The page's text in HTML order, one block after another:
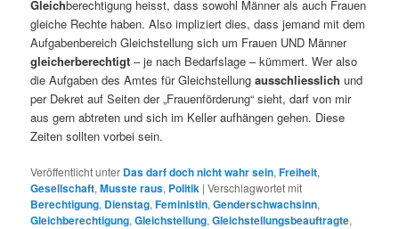
Gleichberechtigung heisst, dass sowohl Männer als auch Frauen
gleiche Rechte haben. Also impliziert dies, dass jemand mit dem
Aufgabenbereich Gleichstellung sich um Frauen UND Männer
gleicherberechtigt – je nach Bedarfslage – kümmert. Wer also
die Aufgaben des Amtes für Gleichstellungausschliesslich und
per Dekret auf Seiten der „Frauenförderung“ sieht, darf von mir
aus gern abtreten und sich im Keller aufhängen gehen. Diese
Zeiten sollten vorbei sein.
Veröffentlicht unter Das darf doch nicht wahr sein,Freiheit,
Gesellschaft,Musste raus, Politik |Verschlagwortet mit
Berechtigung, Dienstag,Feministin,Genderschwachsinn,
Gleichberechtigung,Gleichstellung,Gleichstellungsbeauftragte,